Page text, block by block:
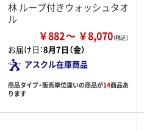
林 ループ付きウォッシュタオ
ル
￥882 ￥8,070
お届け日：8月7日（金）
アスクル在庫商品
商品タイプ・販売単位違いの商品が14商品あ
ります